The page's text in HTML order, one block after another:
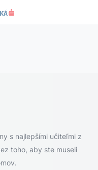
s najlepšími učiteľmi z
toho, aby ste museli